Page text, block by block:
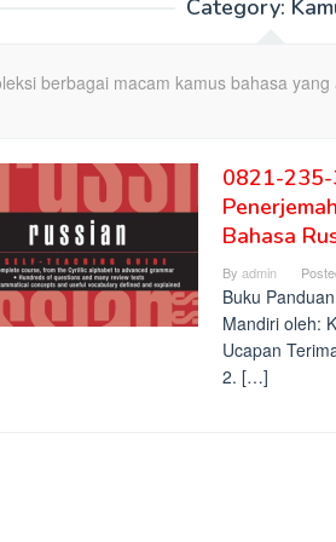
Category:
berbagai macam kamus bahasa
0821-
Bahasa
By admin
Buku
Mandiri oleh:
Ucapan
2. […]